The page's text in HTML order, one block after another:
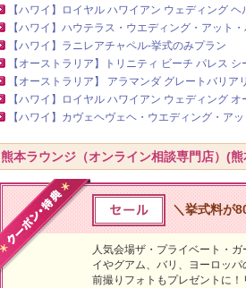
【ハワイ】ロイヤル ハワイアン ウェディング
【ハワイ】ハウテラス・ウエディング・アット
【ハワイ】ラニレアチャペル‐挙式のみプラン
【オーストラリア】トリニティ ビーチ パレス
【オーストラリア】 アラマンダ グレートバリア
【ハワイ】ロイヤル ハワイアン ウェディング
【ハワイ】カヴェヘヴェヘ・ウエディング・ア
熊本ラウンジ（オンライン相談専門店）(
＼挙式料が
人気会場ザ・プライベート・
イやグアム、バリ、ヨーロッ
前撮りフォトもプレゼントに